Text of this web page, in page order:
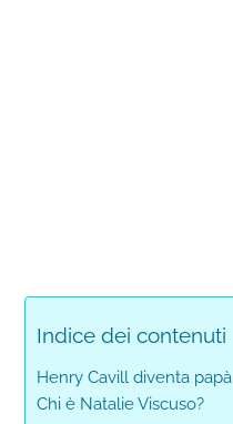
Indice dei contenuti
Henry Cavill diventa papà
Chi è Natalie Viscuso?